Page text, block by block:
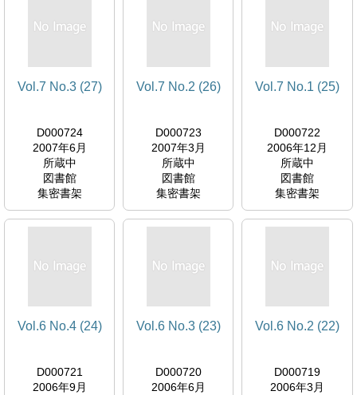
Vol.7 No.3 (27)
D000724
2007年6月
所蔵中
図書館
集密書架
Vol.7 No.2 (26)
D000723
2007年3月
所蔵中
図書館
集密書架
Vol.7 No.1 (25)
D000722
2006年12月
所蔵中
図書館
集密書架
Vol.6 No.4 (24)
D000721
2006年9月
Vol.6 No.3 (23)
D000720
2006年6月
Vol.6 No.2 (22)
D000719
2006年3月